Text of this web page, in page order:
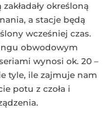
określoną
a stacje będą
wcześniej czas.
obwodowym
wynosi ok. 20 –
tyle, ile zajmuje nam
potu z czoła i